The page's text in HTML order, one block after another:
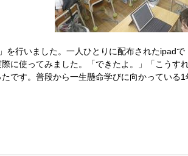
を行いました。一人ひとりに配布されたipad
に使ってみました。「できたよ。」「こう
です。普段から一生懸命学びに向かってい